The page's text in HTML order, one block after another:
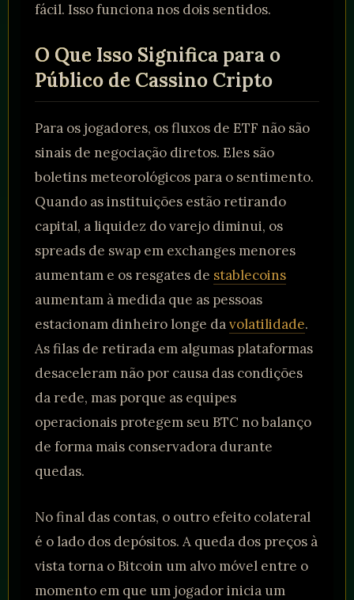
fácil. Isso funciona nos dois sentidos.
O Que Isso Significa para o
Público de Cassino Cripto
Para os jogadores, os fluxos de ETF não são
sinais de negociação diretos. Eles são
boletins meteorológicos para o sentimento.
Quando as instituições estão retirando
capital, a liquidez do varejo diminui, os
spreads de swap em exchanges menores
aumentam e os resgates de stablecoins
aumentam à medida que as pessoas
estacionam dinheiro longe davolatilidade.
As filas de retirada em algumas plataformas
desaceleram não por causa das condições
da rede, mas porque as equipes
operacionais protegem seu BTC no balanço
de forma mais conservadora durante
quedas.
No final das contas, o outro efeito colateral
é o lado dos depósitos. A queda dos preços à
vista torna o Bitcoin um alvo móvel entre o
momento em que um jogador inicia um